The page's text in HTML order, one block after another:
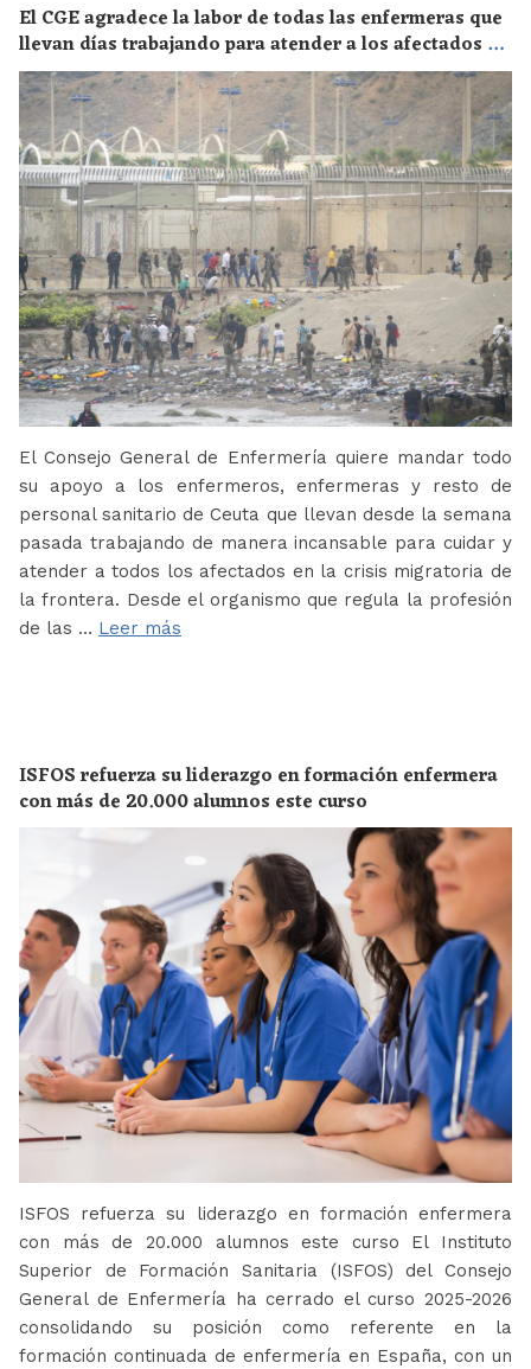
El CGE agradece la labor de todas las enfermeras que
llevan días trabajando para atender a los afectados de
la crisis migratoria de Ceuta
El Consejo General de Enfermería quiere mandar todo
su apoyo a los enfermeros, enfermeras y resto de
personal sanitario de Ceuta que llevan desde la semana
pasada trabajando de manera incansable para cuidar y
atender a todos los afectados en la crisis migratoria de
la frontera. Desde el organismo que regula la profesión
de las … Leer más
ISFOS refuerza su liderazgo en formación enfermera
con más de 20.000 alumnos este curso
ISFOS refuerza su liderazgo en formación enfermera
con más de 20.000 alumnos este curso El Instituto
Superior de Formación Sanitaria (ISFOS) del Consejo
General de Enfermería ha cerrado el curso 2025-2026
consolidando su posición como referente en la
formación continuada de enfermería en España, con un